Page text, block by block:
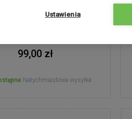
99,00 zł
Natychmiastowa wysyłka
Ustawienia